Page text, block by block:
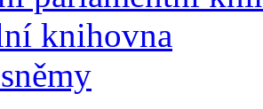
knihovna